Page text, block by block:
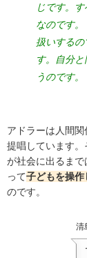
じです。
なのです
扱いする
す。自分
うのです。
アドラーは人間関
提唱しています
が社会に出るま
って子どもを操
のです。
清